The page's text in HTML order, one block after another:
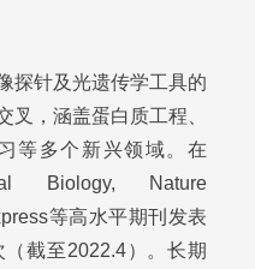
探针及光遗传学工具的
叉，涵盖蛋白质工程、
等多个新兴领域。在
Biology, Nature
等高水平期刊发表
截至2022.4）。长期